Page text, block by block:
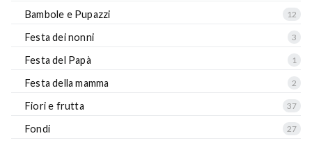
Bambole e Pupazzi 12
Festa dei nonni 3
Festa del Papà 1
Festa della mamma 2
Fiori e frutta 37
Fondi 27